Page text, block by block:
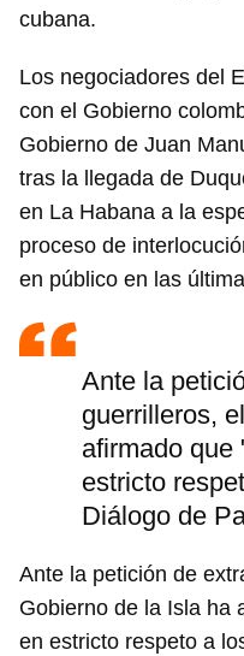
cubana.
Los negociadores del
con el Gobierno
Gobierno de Juan
tras la llegada de
en La Habana a la
proceso de
en público en las
Ante la
guerrilleros,
afirmado que
estricto
Diálogo de
Ante la petición de
Gobierno de la Isla ha
en estricto respeto a